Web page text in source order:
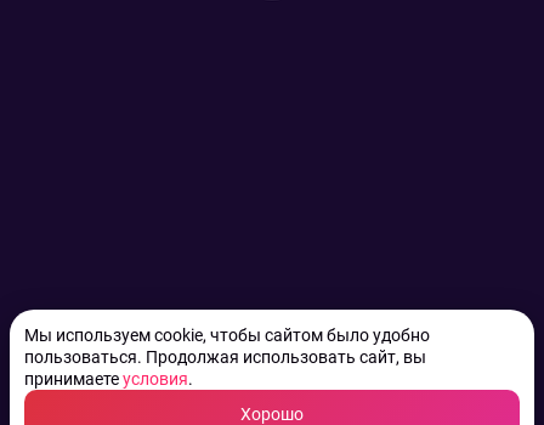
Мы используем cookie, чтобы сайтом было удобно
пользоваться. Продолжая использовать сайт, вы
принимаетеусловия.
Хорошо